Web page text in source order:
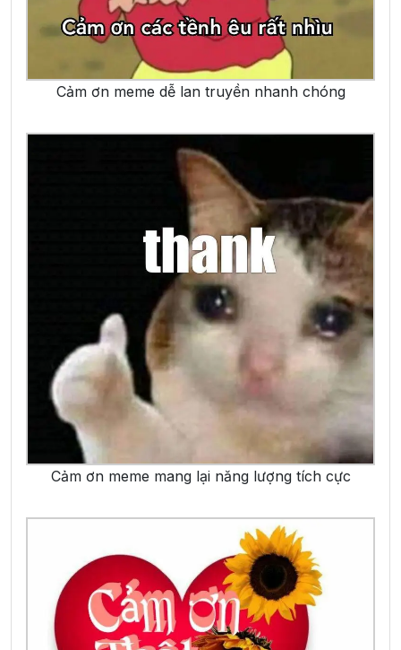
Cảm ơn meme dễ lan truyền nhanh chóng
Cảm ơn meme mang lại năng lượng tích cực